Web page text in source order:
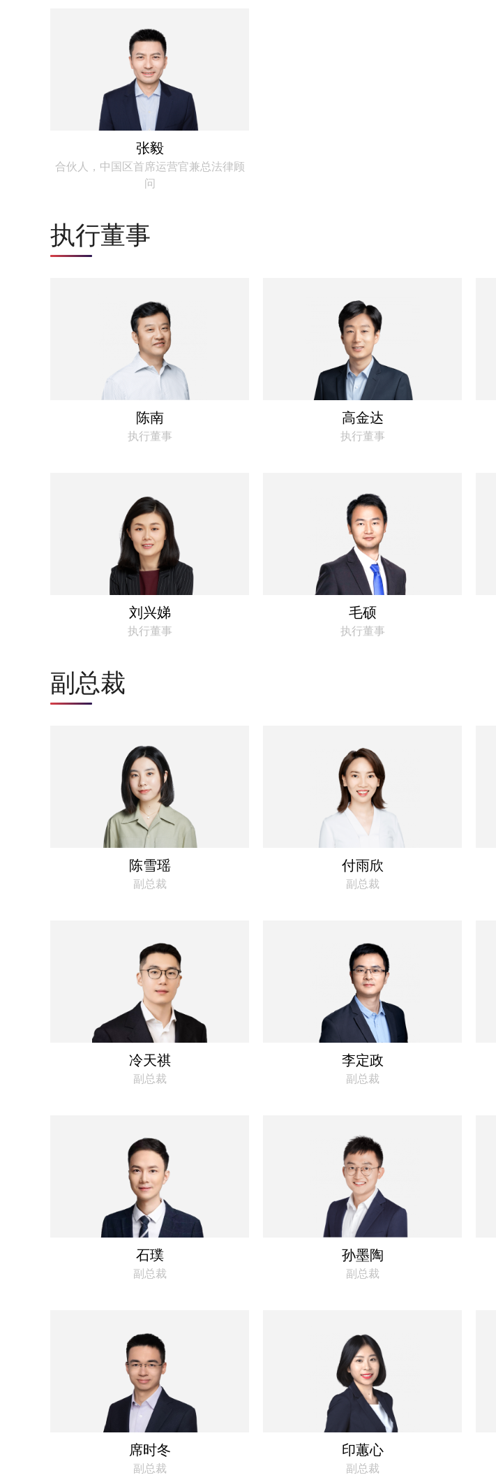
张毅
合伙人，中国区首席运营官兼总法律顾
问
执行董事
陈南
执行董事
高金达
执行董事
刘兴娣
执行董事
毛硕
执行董事
副总裁
陈雪瑶
副总裁
付雨欣
副总裁
冷天祺
副总裁
李定政
副总裁
石璞
副总裁
孙墨陶
副总裁
席时冬
副总裁
印蕙心
副总裁